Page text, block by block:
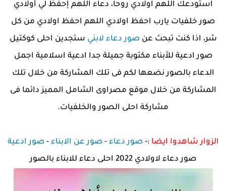
استودعك اللهم اولادي روحا، دعاء اللهم إحفظ لي أولادي
صور خلفيات يارب احفظ اولادي اللهم احفظ اولادي من كل
شر، اذا كنت تبحث عنصور دعاء لابني ستجدين احلى كوكتيل
صور ادعية للأبناء مكتوبة جميلة جدا ادعية اسلامية اجمل
الدعاء بالصور نضعها لكم فى تلك المشاركة من خلال تلك
المشاركة من خلال موقع مصراوى الشامل المميز دائما فى
مشاركة احلى الصور والخلفيات.
الزوار شاهدوا ايضا :-صور دعاء -صور عن الابناء -صور ادعية
صور دعاء لاولادي 2022 احلى دعاء للابناء بالصور